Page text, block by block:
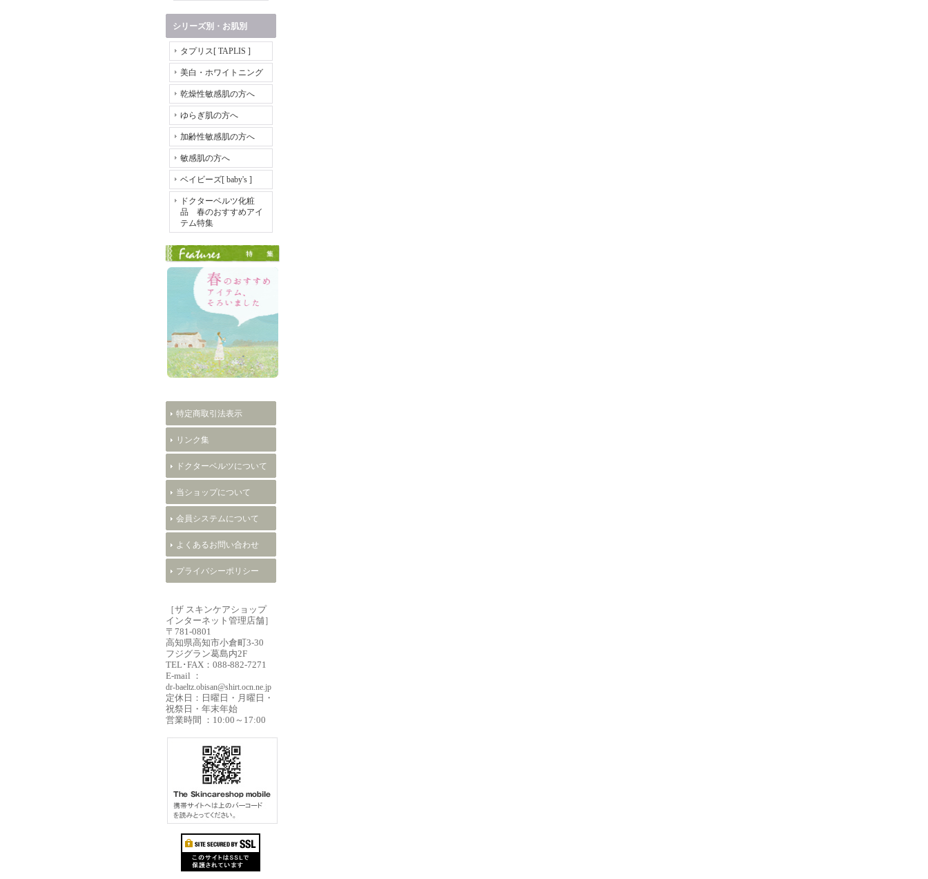
シリーズ別・お肌別
タプリス[ TAPLIS ]
美白・ホワイトニング
乾燥性敏感肌の方へ
ゆらぎ肌の方へ
加齢性敏感肌の方へ
敏感肌の方へ
ベイビーズ[ baby's ]
ドクターベルツ化粧
品 春のおすすめアイ
テム特集
特定商取引法表示
リンク集
ドクターベルツについて
当ショップについて
会員システムについて
よくあるお問い合わせ
プライバシーポリシー
［ザ スキンケアショップ
インターネット管理店舗］
〒781-0801
高知県高知市小倉町3-30
フジグラン葛島内2F
TEL･FAX：088-882-7271
E-mail ：
dr-baeltz.obisan@shirt.ocn.ne.jp
定休日：日曜日・月曜日・
祝祭日・年末年始
営業時間 ：10:00～17:00